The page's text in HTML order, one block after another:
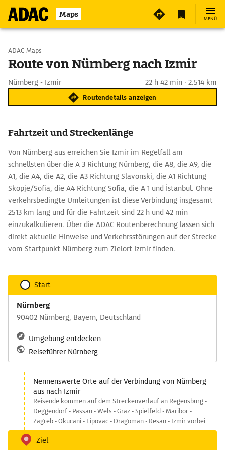
Maps MENÜ
Start wählen
ADAC Maps
Route von Nürnberg nach Izmir
Nürnberg - Izmir 22 h 42 min · 2.514 km
Routendetails anzeigen
Fahrtzeit und Streckenlänge
Von Nürnberg aus erreichen Sie Izmir im Regelfall am
schnellsten über die A 3 Richtung Nürnberg, die A8, die A9, die
A1, die A4, die A2, die A3 Richtung Slavonski, die A1 Richtung
Skopje/Sofia, die A4 Richtung Sofia, die A 1 und İstanbul. Ohne
verkehrsbedingte Umleitungen ist diese Verbindung insgesamt
2513 km lang und für die Fahrtzeit sind 22 h und 42 min
einzukalkulieren. Über die ADAC Routenberechnung lassen sich
direkt aktuelle Hinweise und Verkehrsstörungen auf der Strecke
vom Startpunkt Nürnberg zum Zielort Izmir finden.
Start
Nürnberg
90402 Nürnberg, Bayern, Deutschland
Umgebung entdecken
Reiseführer Nürnberg
Nennenswerte Orte auf der Verbindung von Nürnberg
aus nach Izmir
Reisende kommen auf dem Streckenverlauf an Regensburg -
Deggendorf - Passau - Wels - Graz - Spielfeld - Maribor -
Zagreb - Okucani - Lipovac - Dragoman - Kesan - Izmir vorbei.
Ziel